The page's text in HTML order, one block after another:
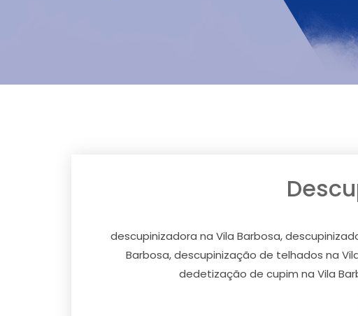
descupinizadora na Vila Barbosa,
Barbosa, descupinização de telhados na
dedetização de cupim na Vila